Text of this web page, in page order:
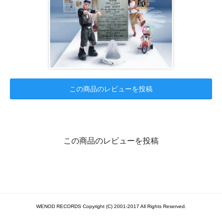
この商品のレビューを投稿
この商品のレビューを投稿
WENOD RECORDS Copyright (C) 2001-2017 All Rights Reserved.